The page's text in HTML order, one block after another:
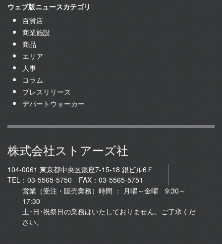
ウェブ版ニュースカテゴリ
百貨店
商業施設
商品
エリア
人事
コラム
プレスリリース
デパートウォーカー
株式会社ストアーズ社
104-0061 東京都中央区銀座7-15-18 銀ビル6Ｆ
TEL：03-5565-5750 FAX：03-5565-5751
営業（受注・販売業務）時間 ： 月曜～金曜 9:30～
17:30
土･日･祝祭日の業務はいたしておりません。ご了承くだ
さい。